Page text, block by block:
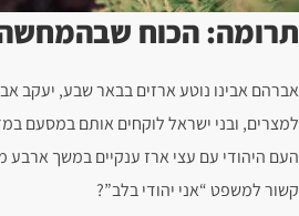
תרומה: הכוח
אברהם אבינו נוטע ארזים בבאר שבע, יעקב
למצרים, ובני ישראל לוקחים אותם במסעם
העם היהודי עם עצי ארז ענקיים במשך ארבע
קשור למשפט “אני יהודי בלב”?